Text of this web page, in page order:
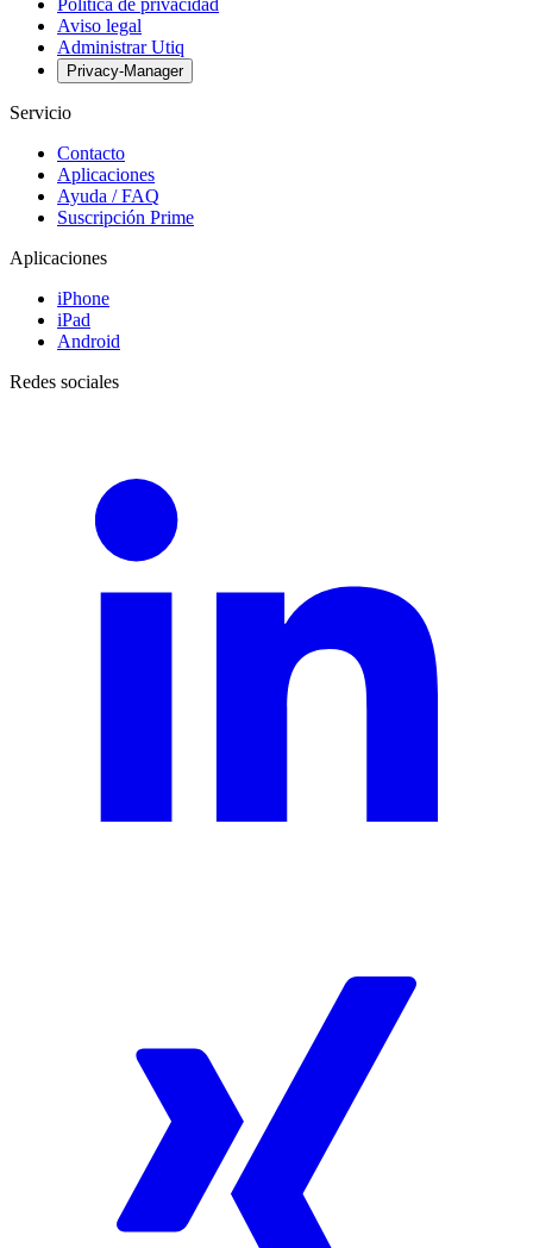
Política de privacidad
Aviso legal
Administrar Utiq
Privacy-Manager
Servicio
Contacto
Aplicaciones
Ayuda / FAQ
Suscripción Prime
Aplicaciones
iPhone
iPad
Android
Redes sociales